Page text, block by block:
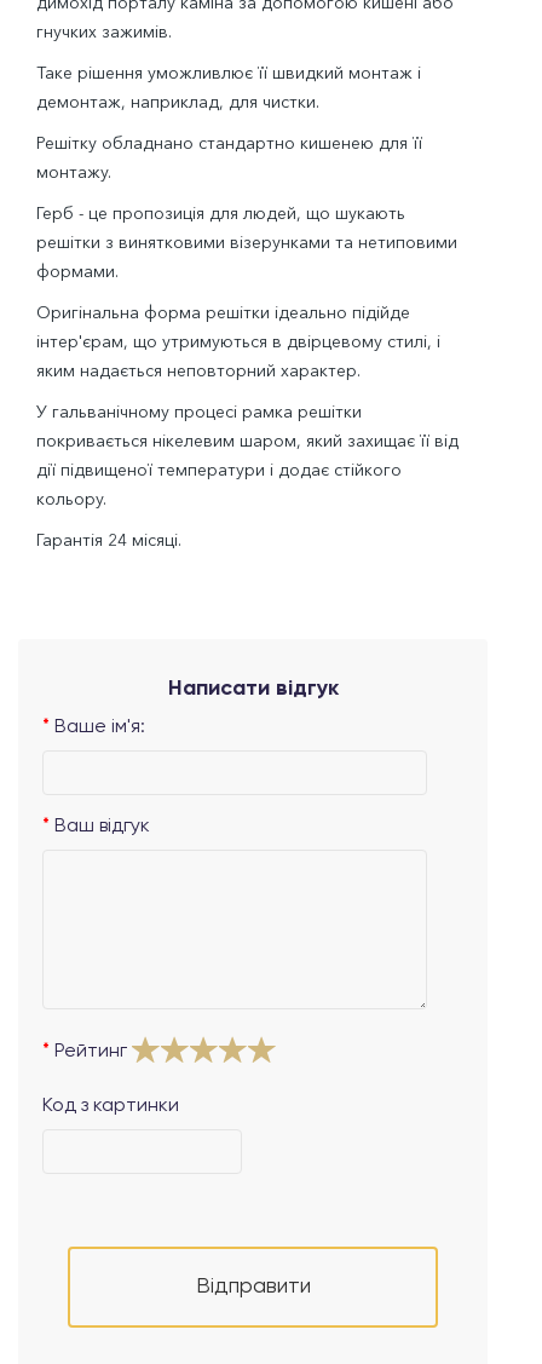
гнучких зажимів.
Таке рішення уможливлює її швидкий монтаж і
демонтаж, наприклад, для чистки.
Решітку обладнано стандартно кишенею для її
монтажу.
Герб - це пропозиція для людей, що шукають
решітки з винятковими візерунками та нетиповими
формами.
Оригінальна форма решітки ідеально підійде
інтер'єрам, що утримуються в двірцевому стилі, і
яким надається неповторний характер.
У гальванічному процесі рамка решітки
покривається нікелевим шаром, який захищає її від
дії підвищеної температури і додає стійкого
кольору.
Гарантія 24 місяці.
Написати відгук
Ваше ім'я:
Ваш відгук
Рейтинг
Код з картинки
Відправити